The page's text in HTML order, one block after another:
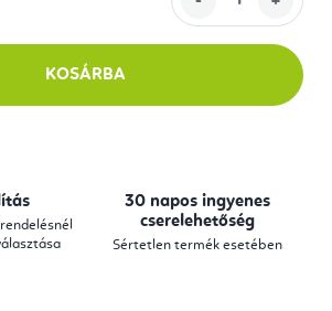
KOSÁRBA
30 napos ingyenes
cserelehetőség
Sértetlen termék esetében